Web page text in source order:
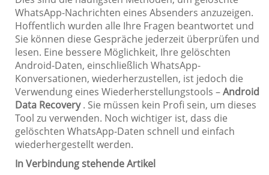
WhatsApp-Nachrichten eines Absenders anzuzeigen.
Hoffentlich wurden alle Ihre Fragen beantwortet und
Sie können diese Gespräche jederzeit überprüfen und
lesen. Eine bessere Möglichkeit, Ihre gelöschten
Android-Daten, einschließlich WhatsApp-
Konversationen, wiederherzustellen, ist jedoch die
Verwendung eines Wiederherstellungstools –Android
Data Recovery. Sie müssen kein Profi sein, um dieses
Tool zu verwenden. Noch wichtiger ist, dass die
gelöschten WhatsApp-Daten schnell und einfach
wiederhergestellt werden.
In Verbindung stehende Artikel